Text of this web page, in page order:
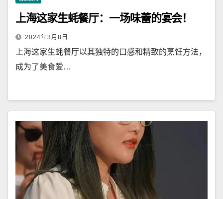
上海这家生蚝餐厅：一场味蕾的宴会！
2024年3月8日
上海这家生蚝餐厅以其独特的口感和精致的烹饪方法，
成为了美食爱…